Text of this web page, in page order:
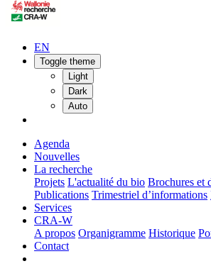
EN
Toggle theme
Light
Dark
Auto
Agenda
Nouvelles
La recherche
Projets L'actualité du bio Brochures et
Publications Trimestriel d’informations
Services
CRA-W
A propos Organigramme Historique
Contact